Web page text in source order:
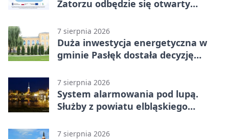
Zatorzu odbędzie się otwarty
7 sierpnia 2026
Duża inwestycja energetyczna w
gminie Pasłęk dostała decyzję
7 sierpnia 2026
System alarmowania pod lupą.
Służby z powiatu elbląskiego
7 sierpnia 2026